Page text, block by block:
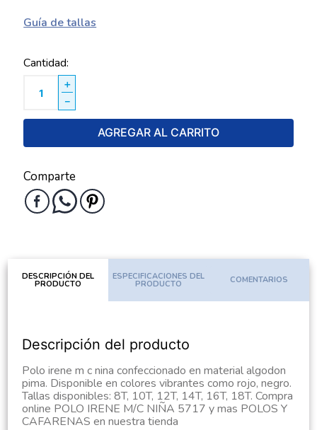
Guía de tallas
Cantidad
＋
－
AGREGAR AL CARRITO
Comparte
DESCRIPCIÓN DEL
PRODUCTO
ESPECIFICACIONES DEL
PRODUCTO COMENTARIOS
Descripción del producto
Polo irene m c nina confeccionado en material algodon
pima. Disponible en colores vibrantes como rojo, negro.
Tallas disponibles: 8T, 10T, 12T, 14T, 16T, 18T. Compra
online POLO IRENE M/C NIÑA 5717 y mas POLOS Y
CAFARENAS en nuestra tienda